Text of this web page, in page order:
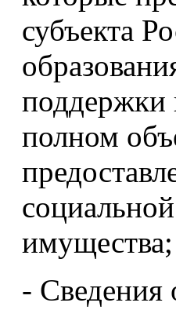
субъекта
поддержки
полном
имущества;
- Сведения